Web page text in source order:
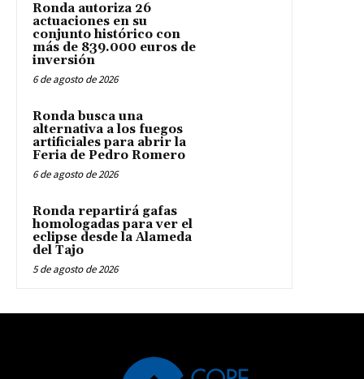
Ronda autoriza 26
actuaciones en su
conjunto histórico con
más de 839.000 euros de
inversión
6 de agosto de 2026
Ronda busca una
alternativa a los fuegos
artificiales para abrir la
Feria de Pedro Romero
6 de agosto de 2026
Ronda repartirá gafas
homologadas para ver el
eclipse desde la Alameda
del Tajo
5 de agosto de 2026